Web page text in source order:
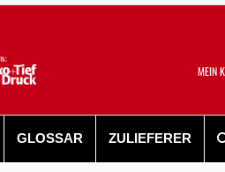
MEIN
GLOSSAR ZULIEFERER